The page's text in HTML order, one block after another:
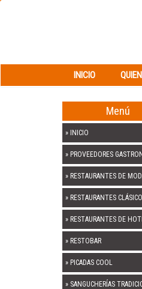
INICIO
Menú
» INICIO
» PROVEEDORES
» RESTAURANTES DE
» RESTAURANTES
» RESTAURANTES DE
» RESTOBAR
» PICADAS COOL
» SANGUCHERÍAS